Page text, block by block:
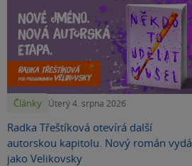
Články Úterý 4. srpna 2026
Radka Třeštíková otevírá další
autorskou kapitolu. Nový román vydá
jako Velikovsky